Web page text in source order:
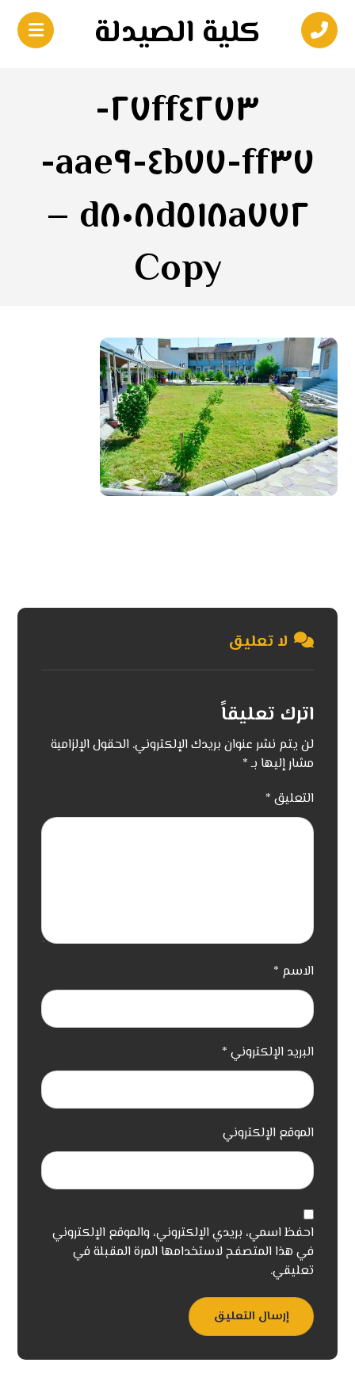
كلية الصيدلة
٢٧ff٤٢٧٣-
ff٣٧-٤b٧٧-aae٩-
d٨٠٨d٥١٨a٧٧٢ –
Copy
لا تعليق
اترك تعليقاً
لن يتم نشر عنوان بريدك الإلكتروني. الحقول الإلزامية
مشار إليها بـ*
التعليق *
الاسم *
البريد الإلكتروني *
الموقع الإلكتروني
احفظ اسمي، بريدي الإلكتروني، والموقع الإلكتروني
في هذا المتصفح لاستخدامها المرة المقبلة في
تعليقي.
إرسال التعليق